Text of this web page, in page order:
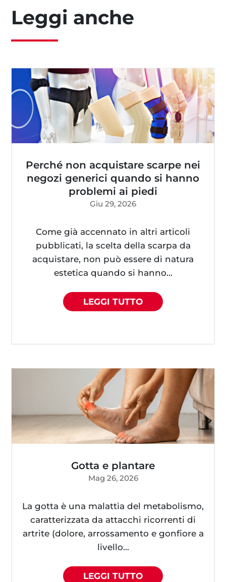
Leggi anche
Perché non acquistare scarpe nei
negozi generici quando si hanno
problemi ai piedi
Giu 29, 2026
Come già accennato in altri articoli
pubblicati, la scelta della scarpa da
acquistare, non può essere di natura
estetica quando si hanno...
LEGGI TUTTO
Gotta e plantare
Mag 26, 2026
La gotta è una malattia del metabolismo,
caratterizzata da attacchi ricorrenti di
artrite (dolore, arrossamento e gonfiore a
livello...
LEGGI TUTTO